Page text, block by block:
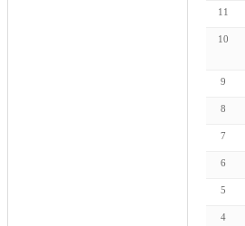
11
10
9
8
7
6
5
4